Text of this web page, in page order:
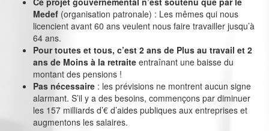
Medef (organisation patronale) : Les mêmes qui nous
licencient avant 60 ans veulent nous faire travailler jusqu’à
64 ans.
Pour toutes et tous, c’est 2 ans de Plus au travail et 2
ans de Moins à la retraite entraînant une baisse du
montant des pensions !
Pas nécessaire : les prévisions ne montrent aucun signe
alarmant. S’il y a des besoins, commençons par diminuer
les 157 milliards d’€ d’aides publiques aux entreprises et
augmentons les salaires.